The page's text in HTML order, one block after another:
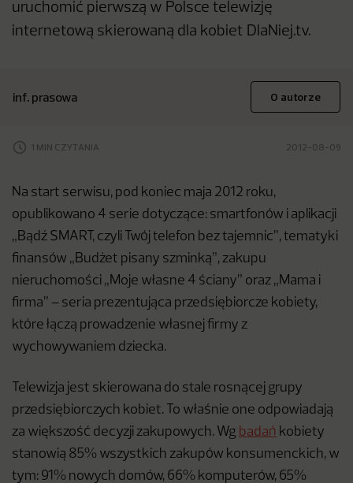
uruchomić pierwszą w Polsce telewizję
internetową skierowaną dla kobiet DlaNiej.tv.
inf. prasowa O autorze
1 MIN CZYTANIA 2012-08-09
Na start serwisu, pod koniec maja 2012 roku,
opublikowano 4 serie dotyczące: smartfonów i aplikacji
„Bądź SMART, czyli Twój telefon bez tajemnic”, tematyki
finansów „Budżet pisany szminką”, zakupu
nieruchomości „Moje własne 4 ściany” oraz „Mama i
firma” – seria prezentująca przedsiębiorcze kobiety,
które łączą prowadzenie własnej firmy z
wychowywaniem dziecka.
Telewizja jest skierowana do stale rosnącej grupy
przedsiębiorczych kobiet. To właśnie one odpowiadają
za większość decyzji zakupowych. Wg badań kobiety
stanowią 85% wszystkich zakupów konsumenckich, w
tym: 91% nowych domów, 66% komputerów, 65%